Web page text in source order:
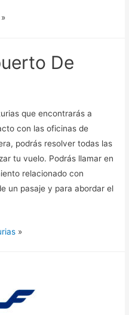
»
De
que encontrarás a
con las oficinas de
podrás resolver todas las
tu vuelo. Podrás llamar en
relacionado con
un pasaje y para abordar el
»